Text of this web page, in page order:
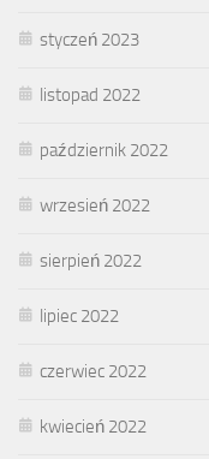
styczeń 2023
listopad 2022
październik 2022
wrzesień 2022
sierpień 2022
lipiec 2022
czerwiec 2022
kwiecień 2022